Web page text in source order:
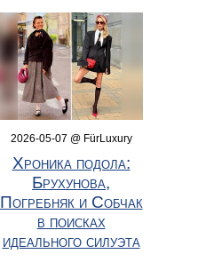
2026-05-07 @ FürLuxury
Хроника подола:
Брухунова,
Погребняк и Собчак
в поисках
идеального силуэта